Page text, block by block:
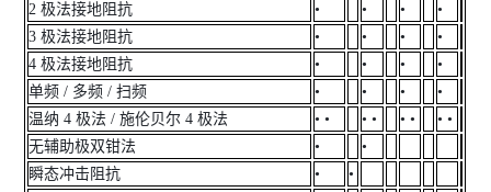
2 极法接地阻抗
• • •
•
3 极法接地阻抗
• • •
•
4 极法接地阻抗
• • •
•
单频 / 多频 / 扫频
• • •
•
温纳 4 极法 / 施伦贝尔 4 极法
• • • • • •
• •
无辅助极双钳法
•
•
瞬态冲击阻抗
•
•